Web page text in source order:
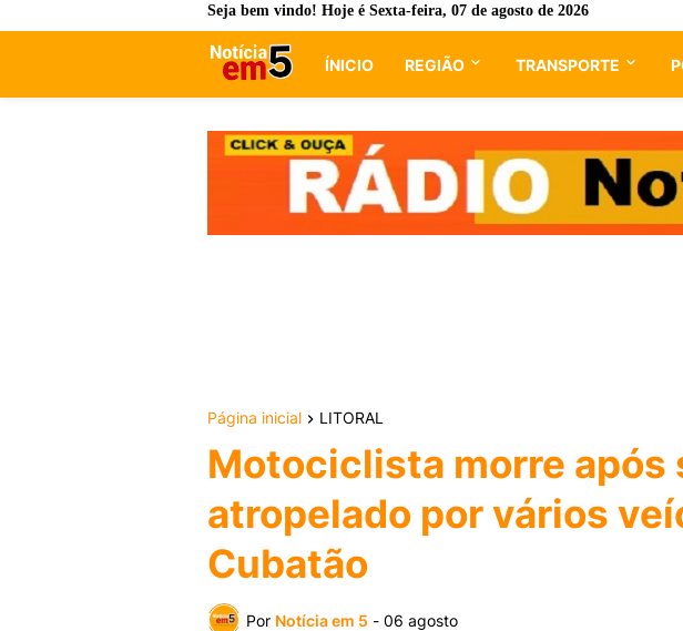
Seja bem vindo! Hoje é Sexta-feira, 07 de agosto de 2026
ÍNICIO REGIÃO TRANSPORTE
Página inicial LITORAL
Motociclista morre após
atropelado por vários
Cubatão
Por Notícia em 5 - 06 agosto